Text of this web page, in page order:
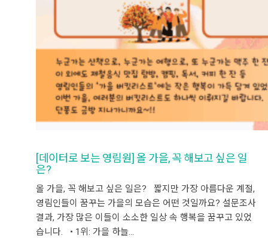
[데이터로 보는 영림원] 올 가을, 꼭 해보고 싶은 일
은?
올 가을, 꼭 해보고 싶은 일은? 짧지만 가장 아름다운 계절,
영림인들이 꿈꾸는 가을의 모습은 어떤 것일까요? 설문조사
결과, 가장 많은 이들이 소소한 일상 속 행복을 꿈꾸고 있었
습니다. • 1위: 가을 하늘…